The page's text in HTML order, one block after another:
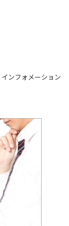
インフォメーション